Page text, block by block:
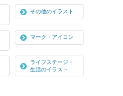
その他のイラスト
マーク・アイコン
ライフステージ・
生活のイラスト